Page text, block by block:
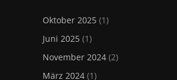
Oktober 2025 (1)
Juni 2025 (1)
November 2024 (2)
März 2024 (1)